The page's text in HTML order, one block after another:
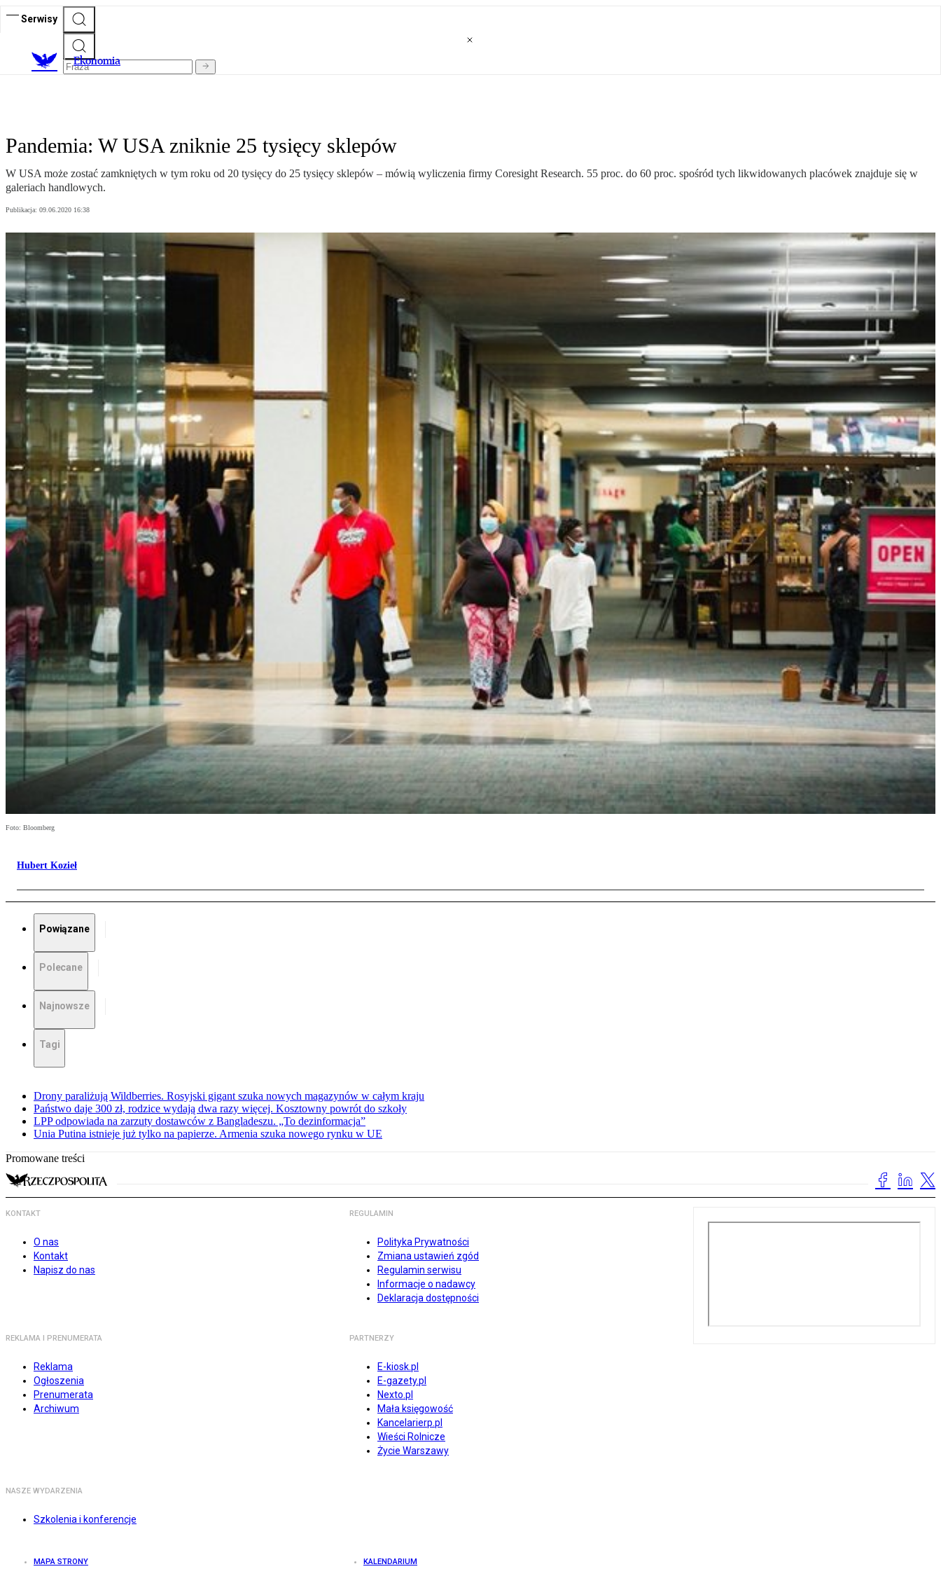
Serwisy
Ekonomia
Pandemia: W USA zniknie 25 tysięcy sklepów
W USA może zostać zamkniętych w tym roku od 20 tysięcy do 25 tysięcy sklepów – mówią wyliczenia firmy Coresight Research. 55 proc. do 60 proc. spośród tych likwidowanych placówek znajduje się w
galeriach handlowych.
Publikacja: 09.06.2020 16:38
Foto: Bloomberg
Hubert Kozieł
Powiązane
Polecane
Najnowsze
Tagi
Drony paraliżują Wildberries. Rosyjski gigant szuka nowych magazynów w całym kraju
Państwo daje 300 zł, rodzice wydają dwa razy więcej. Kosztowny powrót do szkoły
LPP odpowiada na zarzuty dostawców z Bangladeszu. „To dezinformacja”
Unia Putina istnieje już tylko na papierze. Armenia szuka nowego rynku w UE
Promowane treści
KONTAKT
O nas
Kontakt
Napisz do nas
REGULAMIN
Polityka Prywatności
Zmiana ustawień zgód
Regulamin serwisu
Informacje o nadawcy
Deklaracja dostępności
REKLAMA I PRENUMERATA
Reklama
Ogłoszenia
Prenumerata
Archiwum
PARTNERZY
E-kiosk.pl
E-gazety.pl
Nexto.pl
Mała księgowość
Kancelarierp.pl
Wieści Rolnicze
Życie Warszawy
NASZE WYDARZENIA
Szkolenia i konferencje
MAPA STRONY KALENDARIUM